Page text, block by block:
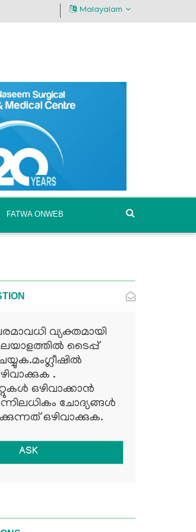
Malayalam
FATWA ONWEB
വ്യക്തമായി
ടൈപ്പ്
.
ഒഴിവാക്കാന്‍
ചോദ്യങ്ങള്‍
ഒഴിവാക്കുക.
ASK